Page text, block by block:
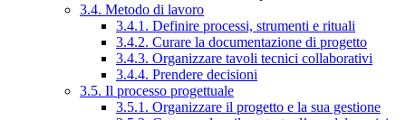
3.4. Metodo di lavoro
3.4.1. Definire processi, strumenti e rituali
3.4.2. Curare la documentazione di progetto
3.4.3. Organizzare tavoli tecnici collaborativi
3.4.4. Prendere decisioni
3.5. Il processo progettuale
3.5.1. Organizzare il progetto e la sua gestione